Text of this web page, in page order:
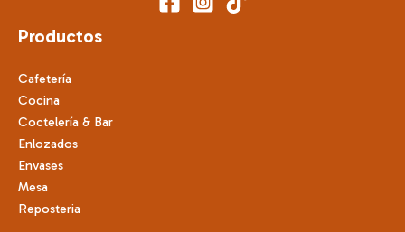
Productos
Cafetería
Cocina
Coctelería & Bar
Enlozados
Envases
Mesa
Reposteria